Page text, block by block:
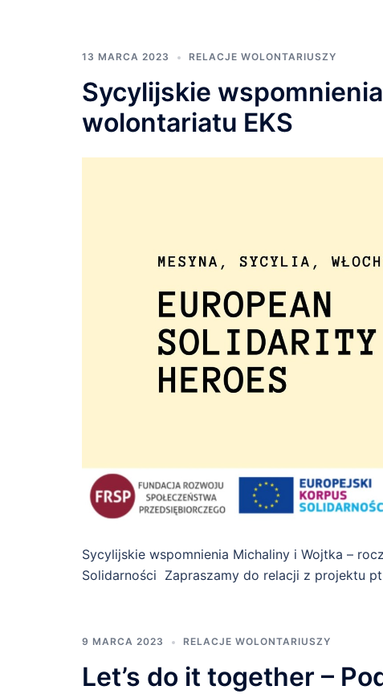
13 MARCA 2023 RELACJE WOLONTARIUSZY
Sycylijskie
wolontariatu EKS
Sycylijskie wspomnienia Michaliny i Wojtka –
Solidarności Zapraszamy do relacji z projektu
9 MARCA 2023 RELACJE WOLONTARIUSZY
Let’s do it together –